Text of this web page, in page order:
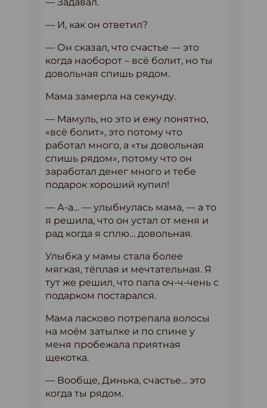
— И, как он ответил?
— Он сказал, что счастье — это
когда наоборот – всё болит, но ты
довольная спишь рядом.
Мама замерла на секунду.
— Мамуль, но это и ежу понятно,
«всё болит», это потому что
работал много, а «ты довольная
спишь рядом», потому что он
заработал денег много и тебе
подарок хороший купил!
— А-а… — улыбнулась мама, — а то
я решила, что он устал от меня и
рад когда я сплю… довольная.
Улыбка у мамы стала более
мягкая, тёплая и мечтательная. Я
тут же решил, что папа оч-ч-чень с
подарком постарался.
Мама ласково потрепала волосы
на моём затылке и по спине у
меня пробежала приятная
щекотка.
— Вообще, Динька, счастье… это
когда ты рядом.